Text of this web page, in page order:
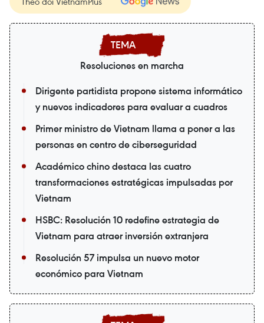
Resoluciones en marcha
Dirigente partidista propone sistema informático
y nuevos indicadores para evaluar a cuadros
Primer ministro de Vietnam llama a poner a las
personas en centro de ciberseguridad
Académico chino destaca las cuatro
transformaciones estratégicas impulsadas por
Vietnam
HSBC: Resolución 10 redefine estrategia de
Vietnam para atraer inversión extranjera
Resolución 57 impulsa un nuevo motor
económico para Vietnam